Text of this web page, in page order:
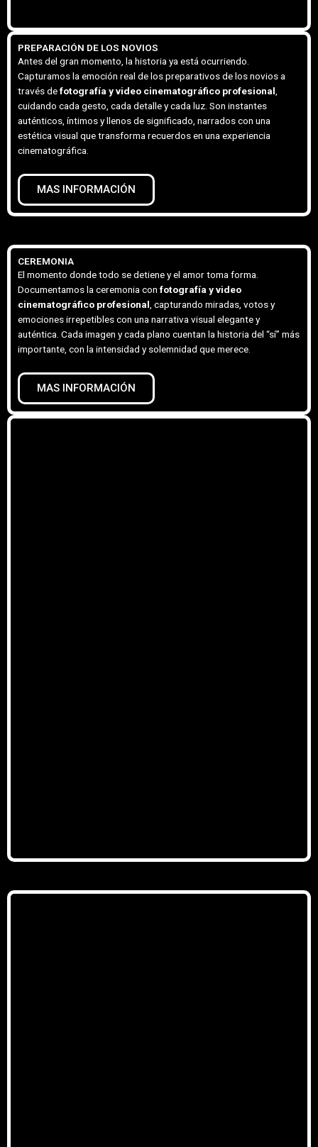
PREPARACIÓN DE LOS NOVIOS
Antes del gran momento, la historia ya está ocurriendo.
Capturamos la emoción real de los preparativos de los novios a
través defotografía y video cinematográfico profesional
cuidando cada gesto, cada detalle y cada luz. Son instantes
auténticos, íntimos y llenos de significado, narrados con una
estética visual que transforma recuerdos en una experiencia
cinematográfica.
MAS INFORMACIÓN
CEREMONIA
El momento donde todo se detiene y el amor toma forma.
Documentamos la ceremonia con fotografía y video
cinematográfico profesional , capturando miradas, votos y
emociones irrepetibles con una narrativa visual elegante y
auténtica. Cada imagen y cada plano cuentan la historia del “sí” más
importante, con la intensidad y solemnidad que merece.
MAS INFORMACIÓN